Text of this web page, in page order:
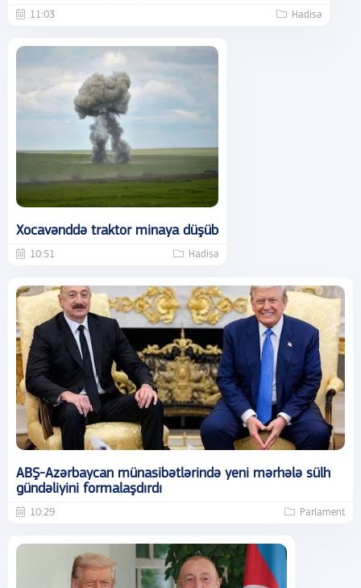
11:03 Hadisə
Xocavənddə traktor minaya düşüb
10:51 Hadisə
ABŞ-Azərbaycan münasibətlərində yeni mərhələ sülh
gündəliyini formalaşdırdı
10:29 Parlament